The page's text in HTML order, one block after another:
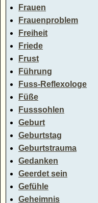
Frauen
Frauenproblem
Freiheit
Friede
Frust
Führung
Fuss-Reflexologe
Füße
Fusssohlen
Geburt
Geburtstag
Geburtstrauma
Gedanken
Geerdet sein
Gefühle
Geheimnis